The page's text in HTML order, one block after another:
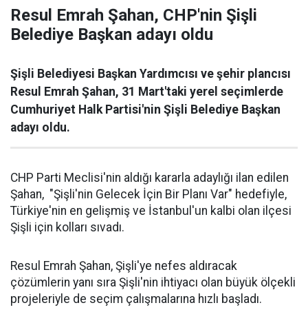
Resul Emrah Şahan, CHP'nin Şişli
Belediye Başkan adayı oldu
Şişli Belediyesi Başkan Yardımcısı ve şehir plancısı
Resul Emrah Şahan, 31 Mart'taki yerel seçimlerde
Cumhuriyet Halk Partisi'nin Şişli Belediye Başkan
adayı oldu.
CHP Parti Meclisi'nin aldığı kararla adaylığı ilan edilen
Şahan, "Şişli'nin Gelecek İçin Bir Planı Var" hedefiyle,
Türkiye'nin en gelişmiş ve İstanbul'un kalbi olan ilçesi
Şişli için kolları sıvadı.
Resul Emrah Şahan, Şişli'ye nefes aldıracak
çözümlerin yanı sıra Şişli'nin ihtiyacı olan büyük ölçekli
projeleriyle de seçim çalışmalarına hızlı başladı.